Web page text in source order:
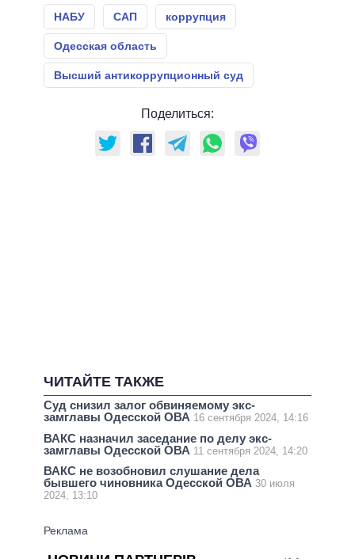
НАБУ САП коррупция
Одесская область
Высший антикоррупционный суд
Поделиться:
ЧИТАЙТЕ ТАКЖЕ
Суд снизил залог обвиняемому экс-
замглавы Одесской ОВА 16 сентября 2024, 14:16
ВАКС назначил заседание по делу экс-
замглавы Одесской ОВА 11 сентября 2024, 14:20
ВАКС не возобновил слушание дела
бывшего чиновника Одесской ОВА 30 июля
2024, 13:10